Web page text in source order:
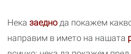
Нека заедно да покажем
направим в името на нашата